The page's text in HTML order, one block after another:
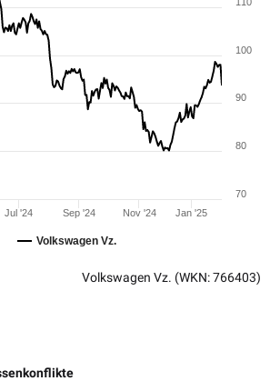
Volkswagen Vz.
Jul '24 Sep '24 Nov '24 Jan '25
70
80
90
100
Volkswagen Vz. (WKN: 766403)